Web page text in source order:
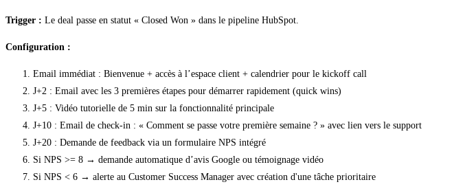
Trigger : Le deal passe en statut « Closed Won » dans le pipeline HubSpot.
Configuration :
Email immédiat : Bienvenue + accès à l’espace client + calendrier pour le kickoff call
J+2 : Email avec les 3 premières étapes pour démarrer rapidement (quick wins)
J+5 : Vidéo tutorielle de 5 min sur la fonctionnalité principale
J+10 : Email de check-in : « Comment se passe votre première semaine ? » avec lien vers le support
J+20 : Demande de feedback via un formulaire NPS intégré
Si NPS >= 8 → demande automatique d’avis Google ou témoignage vidéo
Si NPS < 6 → alerte au Customer Success Manager avec création d'une tâche prioritaire